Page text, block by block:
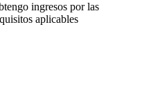
ingresos por las
aplicables